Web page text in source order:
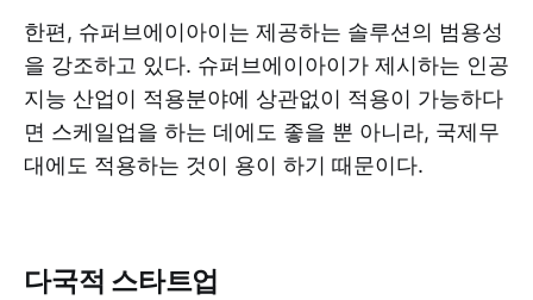
한편, 슈퍼브에이아이는 제공하는 솔루션의 범용성
을 강조하고 있다. 슈퍼브에이아이가 제시하는 인공
지능 산업이 적용분야에 상관없이 적용이 가능하다
면 스케일업을 하는 데에도 좋을 뿐 아니라, 국제무
대에도 적용하는 것이 용이 하기 때문이다.
다국적 스타트업